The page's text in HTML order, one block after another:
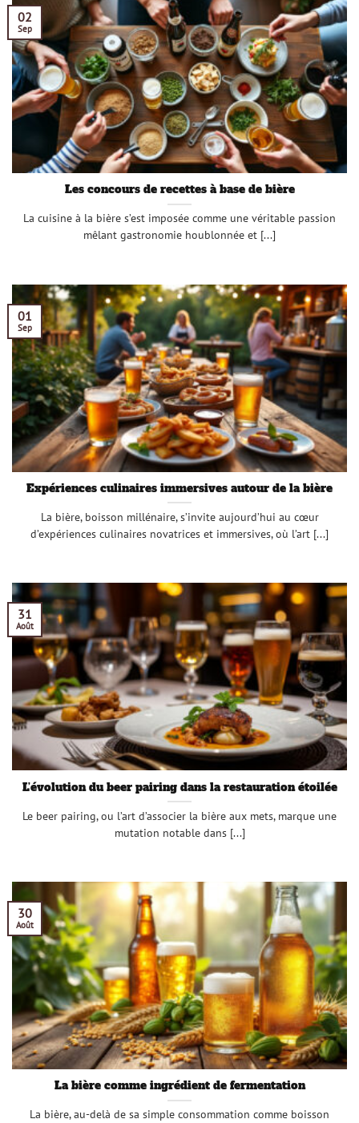
Les concours de recettes à base de bière
La cuisine à la bière s’est imposée comme une véritable passion
mêlant gastronomie houblonnée et [...]
02
Sep
Expériences culinaires immersives autour de la bière
La bière, boisson millénaire, s’invite aujourd’hui au cœur
d’expériences culinaires novatrices et immersives, où l’art [...]
01
Sep
L’évolution du beer pairing dans la restauration étoilée
Le beer pairing, ou l’art d’associer la bière aux mets, marque une
mutation notable dans [...]
31
Août
La bière comme ingrédient de fermentation
La bière, au-delà de sa simple consommation comme boisson
30
Août